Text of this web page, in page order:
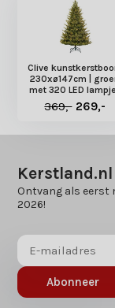
Clive
230xø147cm |
met 320 LED
369,- 269,-
Kerstland.nl
Ontvang als eerst
2026!
Abonneer